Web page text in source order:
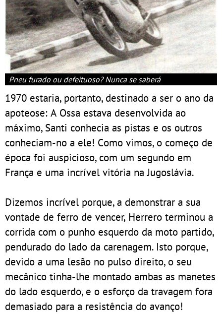
Pneu furado ou defeituoso? Nunca se saberá
1970 estaria, portanto, destinado a ser o ano da
apoteose: A Ossa estava desenvolvida ao
máximo, Santi conhecia as pistas e os outros
conheciam-no a ele! Como vimos, o começo de
época foi auspicioso, com um segundo em
França e uma incrível vitória na Jugoslávia.
Dizemos incrível porque, a demonstrar a sua
vontade de ferro de vencer, Herrero terminou a
corrida com o punho esquerdo da moto partido,
pendurado do lado da carenagem. Isto porque,
devido a uma lesão no pulso direito, o seu
mecânico tinha-lhe montado ambas as manetes
do lado esquerdo, e o esforço da travagem fora
demasiado para a resistência do avanço!